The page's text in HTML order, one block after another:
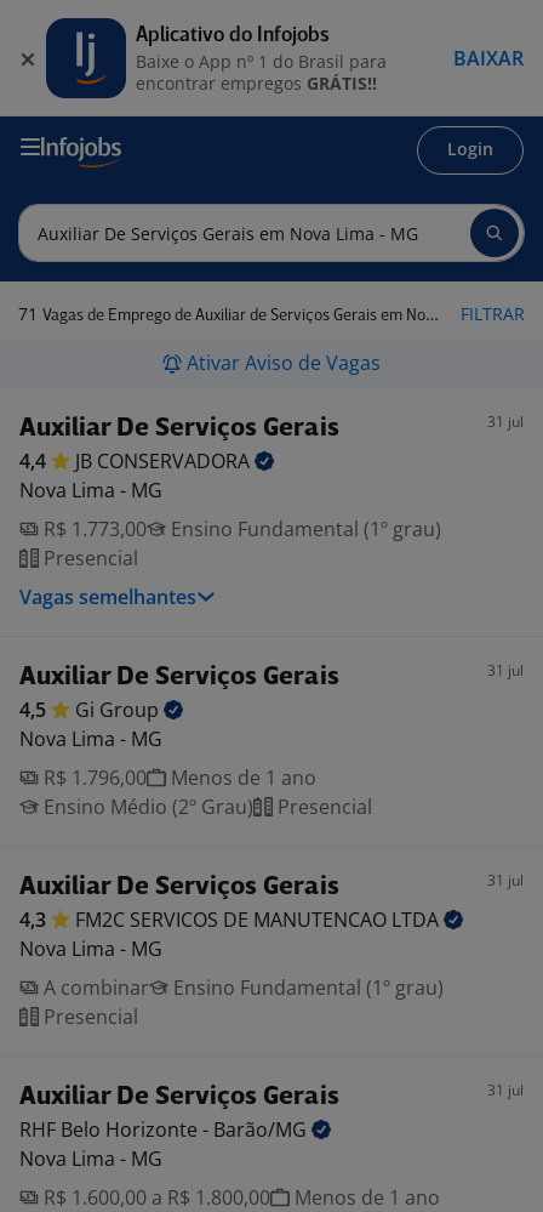
Login
71 Vagas de Emprego de Auxiliar de Serviços Gerais em Nova Lima - MG FILTRAR
Ativar Aviso de Vagas
Auxiliar De Serviços Gerais 31 jul
4,4 JB CONSERVADORA
Nova Lima - MG
R$ 1.773,00
Ensino Fundamental (1º grau)
Presencial
Vagas semelhantes
Auxiliar De Serviços Gerais 31 jul
4,5 Gi Group
Nova Lima - MG
R$ 1.796,00
Menos de 1 ano
Ensino Médio (2º Grau)
Presencial
Auxiliar De Serviços Gerais 31 jul
4,3 FM2C SERVICOS DE MANUTENCAO LTDA
Nova Lima - MG
A combinar
Ensino Fundamental (1º grau)
Presencial
Auxiliar De Serviços Gerais 31 jul
RHF Belo Horizonte - Barão/MG
Nova Lima - MG
R$ 1.600,00 a R$ 1.800,00
Menos de 1 ano
Aplicativo do Infojobs
Baixe o App nº 1 do Brasil para
encontrar empregos GRÁTIS!!
BAIXAR